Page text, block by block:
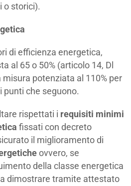
o storici).
di efficienza energetica,
al 65 o 50% (articolo 14, Dl
potenziata al 110% per
punti che seguono.
rispettati i requisiti minimi
fissati con decreto
il miglioramento di
ovvero, se
della classe energetica
dimostrare tramite attestato